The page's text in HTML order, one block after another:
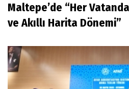
Maltepe’de “Her
ve Akıllı Harita Dönemi”